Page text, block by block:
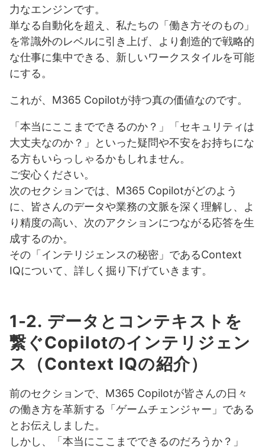
事例3：ヘルプデスク業務の効率化と従業員エンゲージメン
ト向上
成功事例から見えてくる共通の秘訣
5-3. さらなる進化へ：M365 Copilotの未来と継続的な活
恩恵を継続的に享受するための「学習と適応」の重要性
力なエンジンです。
単なる自動化を超え、私たちの「働き方そのもの」
を常識外のレベルに引き上げ、より創造的で戦略的
な仕事に集中できる、新しいワークスタイルを可能
にする。
これが、M365 Copilotが持つ真の価値なのです。
「本当にここまでできるのか？」「セキュリティは
大丈夫なのか？」といった疑問や不安をお持ちにな
る方もいらっしゃるかもしれません。
ご安心ください。
次のセクションでは、M365 Copilotがどのよう
に、皆さんのデータや業務の文脈を深く理解し、よ
り精度の高い、次のアクションにつながる応答を生
成するのか。
その「インテリジェンスの秘密」であるContext
IQについて、詳しく掘り下げていきます。
1-2. データとコンテキストを
繋ぐCopilotのインテリジェン
ス（Context IQの紹介）
前のセクションで、M365 Copilotが皆さんの日々
の働き方を革新する「ゲームチェンジャー」である
とお伝えしました。
しかし、「本当にここまでできるのだろうか？」